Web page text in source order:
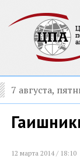
7 августа,
12 марта 2014 / 18:10